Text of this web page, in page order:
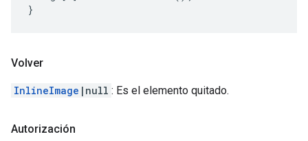
}
Volver
InlineImage |null : Es el elemento quitado.
Autorización